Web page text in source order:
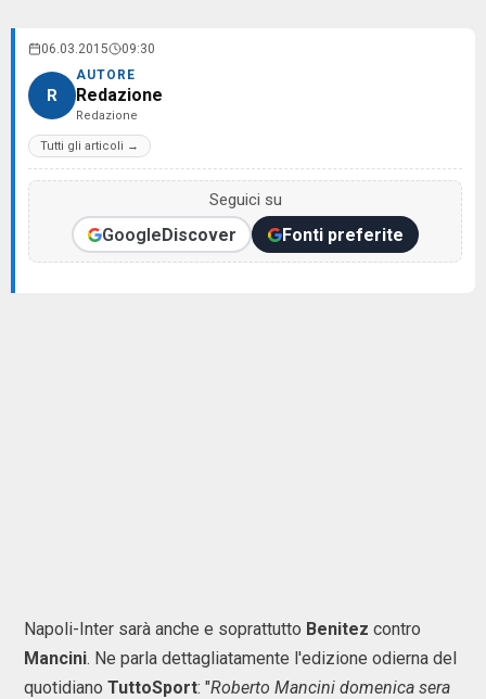
06.03.2015 09:30
R
AUTORE
Redazione
Redazione
Tutti gli articoli →
Seguici su
GoogleDiscover Fonti preferite
Napoli-Inter sarà anche e soprattutto Benitez contro
Mancini. Ne parla dettagliatamente l'edizione odierna del
quotidiano TuttoSport: "Roberto Mancini domenica sera